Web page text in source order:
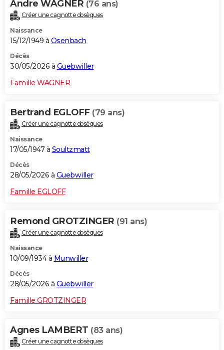
Andre WAGNER (76 ans)
Créer une cagnotte obsèques
Naissance
15/12/1949 à Osenbach
Décès
30/05/2026 à Guebwiller
Famille WAGNER
Bertrand EGLOFF (79 ans)
Créer une cagnotte obsèques
Naissance
17/05/1947 à Soultzmatt
Décès
28/05/2026 à Guebwiller
Famille EGLOFF
Remond GROTZINGER (91 ans)
Créer une cagnotte obsèques
Naissance
10/09/1934 à Munwiller
Décès
28/05/2026 à Guebwiller
Famille GROTZINGER
Agnes LAMBERT (83 ans)
Créer une cagnotte obsèques